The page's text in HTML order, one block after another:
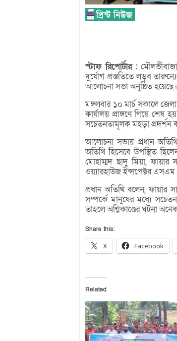
স্টাফরিপোর্টার :
দুর্যোগ প্রস্ততিতে লড়ব
আলোচনা সভা অনুষ্ঠিত হয়েছে।
মঙ্গলবার ১০ মার্চ সকালে
কার্যালয় প্রাঙ্গণে গিয়ে শেষ
সচেতনতামূলক মহড়া প্রদর্শন
আলোচনা সভায় প্রধান
অতিথি হিসেবে উপস্থিত
মোহাম্মদ ছাদু মিয়া, ফায়ার
ওয়্যারহাউজ ইন্সপেক্টর এসএম
প্রধান অতিথি বলেন, ফায়ার
সম্পর্কে মানুষের মধ্যে
তাহলে অগ্নিকাণ্ডের ঘটনা
Share this:
X Facebook
Related